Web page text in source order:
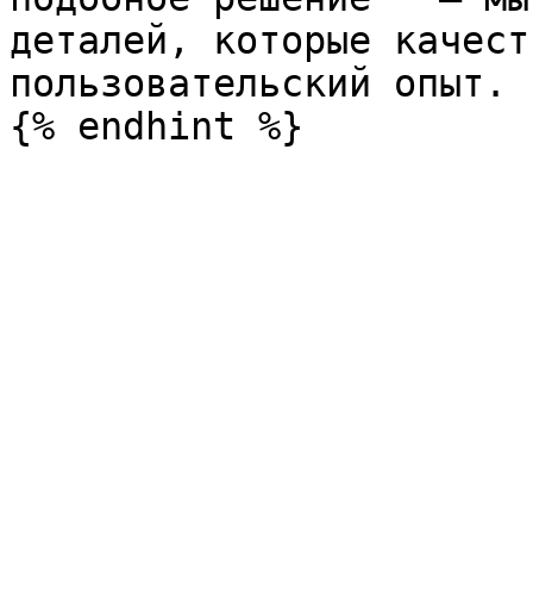
деталей, которые
пользовательский опыт.